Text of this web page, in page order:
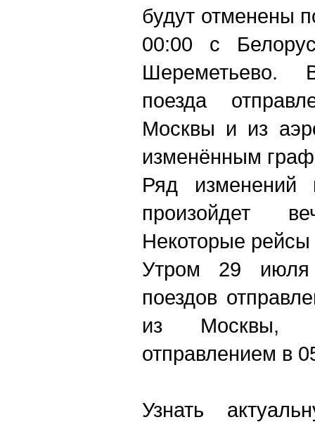
будут отменены
00:00 с
Шереметьево.
поезда
Москвы и из
изменённым
Ряд изменений
произойдет
Некоторые
Утром 29 июля
поездов
из Москвы,
отправлением в
Узнать